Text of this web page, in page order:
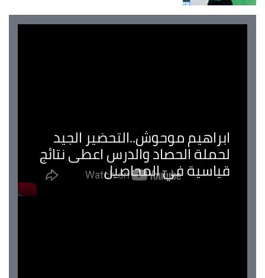
ابراهيم موحوش..التحضير الجيد
لحملة الحصاد والدرس اعطى نتائج
قياسية في المحاصيل